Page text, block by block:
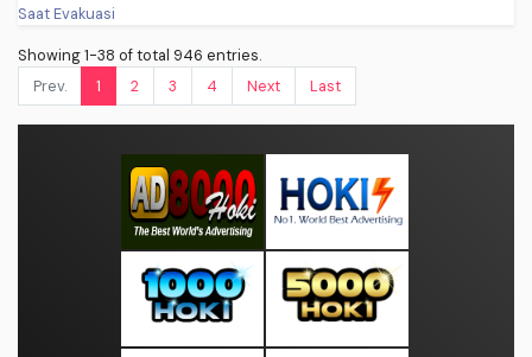
Showing 1-38 of total 946 entries.
Prev.
1 2 3 4 Next Last